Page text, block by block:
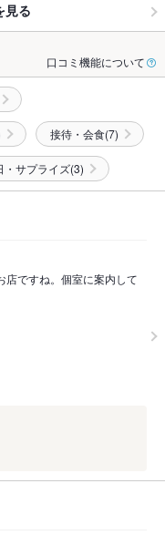
見る
口コミ機能について
接待・会食(7)
・サプライズ(3)
店ですね。個室に案内して